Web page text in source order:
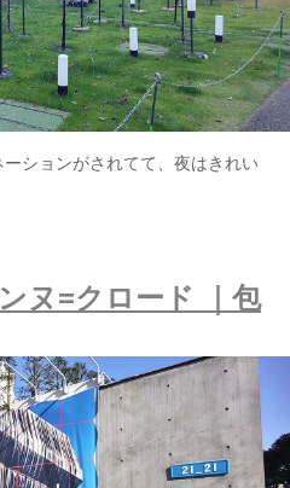
ションがされてて、夜はきれい
ヌ=クロード ｜包